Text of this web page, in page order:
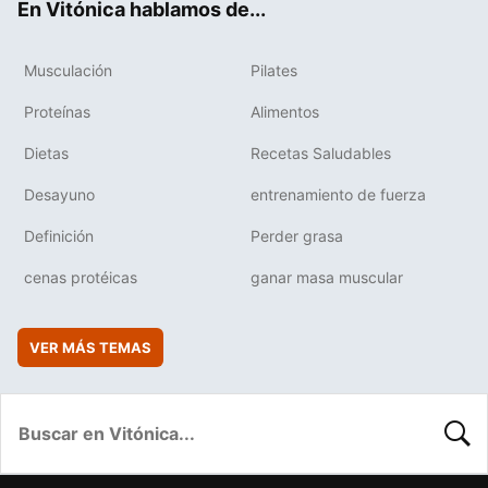
En Vitónica hablamos de...
Musculación Pilates
Proteínas Alimentos
Dietas Recetas Saludables
Desayuno entrenamiento de fuerza
Definición Perder grasa
cenas protéicas ganar masa muscular
VER MÁS TEMAS